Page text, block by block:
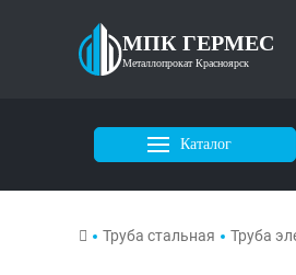
МПК ГЕРМЕС
Металлопрокат Красноярск
Каталог
Труба стальная Труба